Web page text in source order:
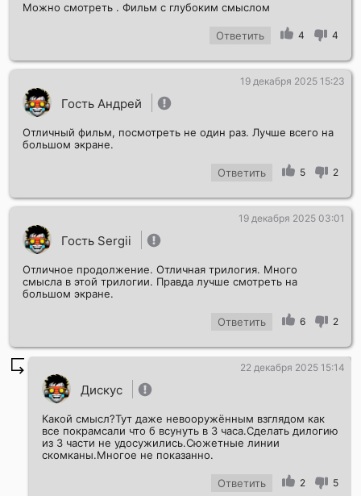
Можно смотреть . Фильм с глубоким смыслом
Ответить 4 4
Гость Андрей
19 декабря 2025 15:23
Отличный фильм, посмотреть не один раз. Лучше всего на
большом экране.
Ответить 5 2
Гость Sergii
19 декабря 2025 03:01
Отличное продолжение. Отличная трилогия. Много
смысла в этой трилогии. Правда лучше смотреть на
большом экране.
Ответить 6 2
Дискус
22 декабря 2025 15:14
Какой смысл?Тут даже невооружённым взглядом как
все покрамсали что б всунуть в 3 часа.Сделать дилогию
из 3 части не удосужились.Сюжетные линии
скомканы.Многое не показанно.
Ответить 2 5